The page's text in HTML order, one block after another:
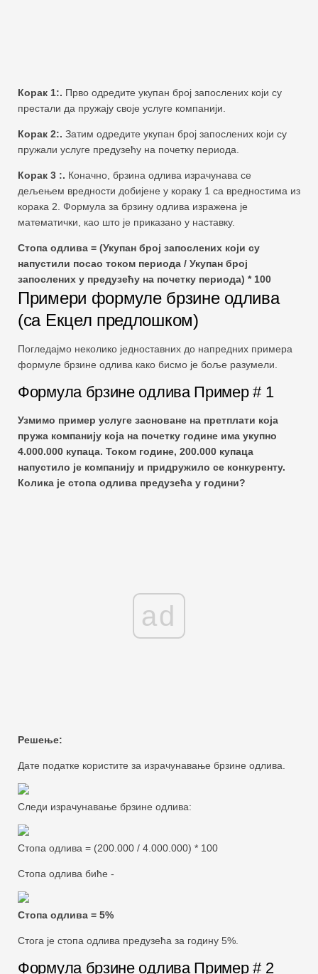
Корак 1:. Прво одредите укупан број запослених који су
престали да пружају своје услуге компанији.
Корак 2:. Затим одредите укупан број запослених који су
пружали услуге предузећу на почетку периода.
Корак 3 :. Коначно, брзина одлива израчунава се
дељењем вредности добијене у кораку 1 са вредностима из
корака 2. Формула за брзину одлива изражена је
математички, као што је приказано у наставку.
Стопа одлива = (Укупан број запослених који су
напустили посао током периода / Укупан број
запослених у предузећу на почетку периода) * 100
Примери формуле брзине одлива
(са Екцел предлошком)
Погледајмо неколико једноставних до напредних примера
формуле брзине одлива како бисмо је боље разумели.
Формула брзине одлива Пример # 1
Узмимо пример услуге засноване на претплати која
пружа компанију која на почетку године има укупно
4.000.000 купаца. Током године, 200.000 купаца
напустило је компанију и придружило се конкуренту.
Колика је стопа одлива предузећа у години?
ad
Решење:
Дате податке користите за израчунавање брзине одлива.
Следи израчунавање брзине одлива:
Стопа одлива = (200.000 / 4.000.000) * 100
Стопа одлива биће -
Стопа одлива = 5%
Стога је стопа одлива предузећа за годину 5%.
Формула брзине одлива Пример # 2